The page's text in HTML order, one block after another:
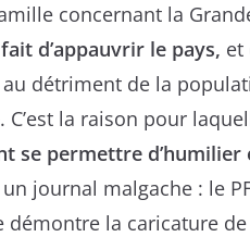
concernant la
d’appauvrir le pays, et
détriment de la
la raison pour
se permettre d’humilier
un journal malgache : le
la caricature de